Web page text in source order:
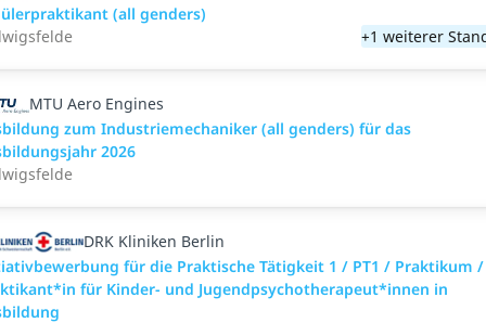
(all genders)
+1 weiterer
MTU Aero Engines
zum Industriemechaniker (all genders) für das
2026
DRK Kliniken Berlin
für die Praktische Tätigkeit 1 / PT1 / Praktikum /
für Kinder- und Jugendpsychotherapeut*innen in